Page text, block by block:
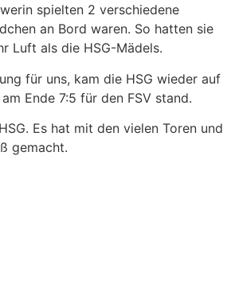
spielten 2 verschiedene
an Bord waren. So hatten sie
Luft als die HSG-Mädels.
für uns, kam die HSG wieder auf
Ende 7:5 für den FSV stand.
Es hat mit den vielen Toren und
gemacht.